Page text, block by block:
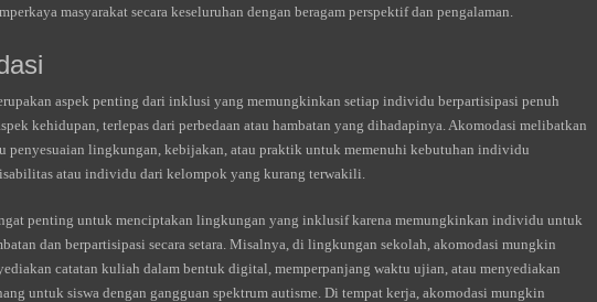
masyarakat secara keseluruhan dengan beragam perspektif dan pengalaman.
aspek penting dari inklusi yang memungkinkan setiap individu berpartisipasi penuh
kehidupan, terlepas dari perbedaan atau hambatan yang dihadapinya. Akomodasi melibatkan
penyesuaian lingkungan, kebijakan, atau praktik untuk memenuhi kebutuhan individu
atau individu dari kelompok yang kurang terwakili.
penting untuk menciptakan lingkungan yang inklusif karena memungkinkan individu untuk
dan berpartisipasi secara setara. Misalnya, di lingkungan sekolah, akomodasi mungkin
catatan kuliah dalam bentuk digital, memperpanjang waktu ujian, atau menyediakan
untuk siswa dengan gangguan spektrum autisme. Di tempat kerja, akomodasi mungkin